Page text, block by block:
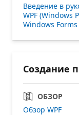
Введение в
WPF (Windows
Windows Forms
Создание
ОБЗОР
Обзор WPF